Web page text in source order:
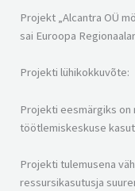
Projekt „Alcantra OÜ
sai Euroopa
Projekti lühikokkuvõte:
Projekti eesmärgiks on
töötlemiskeskuse
Projekti tulemusena
ressursikasutusja